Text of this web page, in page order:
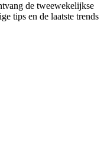
de tweewekelijkse
tips en de laatste trends